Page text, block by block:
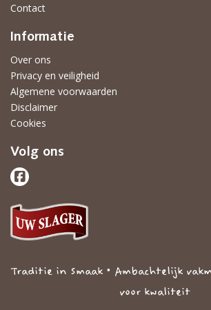
Contact
Informatie
Over ons
Privacy en veiligheid
Algemene voorwaarden
Disclaimer
Cookies
Volg ons
Traditie in Smaak • Ambachtelijk
voor kwaliteit